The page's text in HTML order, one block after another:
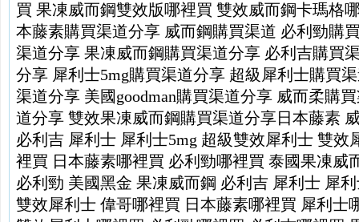
買 果凍威而鋼雙效版哪裡買 雙效威而鋼卡瑪格
本藤素購買渠道分享 威而鋼購買渠道 必利勁購
渠道分享 果凍威而鋼購買渠道分享 必利吉購買
分享 犀利士5mg購買渠道分享 超級犀利士購買
渠道分享 美國goodman購買渠道分享 威而柔購
道分享 雙效果凍威而鋼購買渠道分享日本藤素
必利吉 犀利士 犀利士5mg 超級雙效犀利士 雙效
裡買 日本藤素哪裡買 必利勁哪裡買 泰國果凍威
必利勁 美國黑金 果凍威而鋼 必利吉 犀利士 犀
雙效犀利士 偉哥哪裡買 日本藤素哪裡買 犀利士